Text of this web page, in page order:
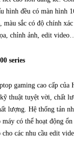
hình đều có màn hình
màu sắc có độ chính
chỉnh ảnh, edit
series
gaming cao cấp của
thuật tuyệt vời, chất
lượng. Hệ thống tản
máy có thể hoạt động
cho các nhu cầu edit